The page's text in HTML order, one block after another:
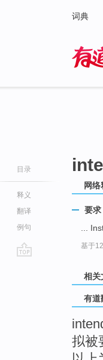
词典
目录
释义
翻译
例句
网络
要求
...
基于
相关
有道
拟被